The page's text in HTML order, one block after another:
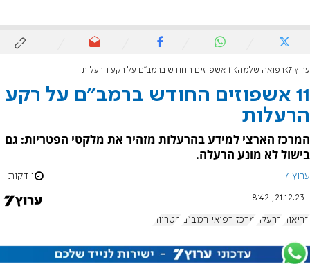
ערוץ 7 רפואה שלמה 11 אשפוזים החודש ברמב"ם על רקע הרעלות
11 אשפוזים החודש ברמב"ם על רקע
הרעלות
המרכז הארצי למידע בהרעלות מזהיר את מלקטי הפטריות: גם
בישול לא מונע הרעלה.
ערוץ 7 1 דקות
21.12.23, 8:42
בריאות הרעלה מרכז רפואי רמב"ם פטריות